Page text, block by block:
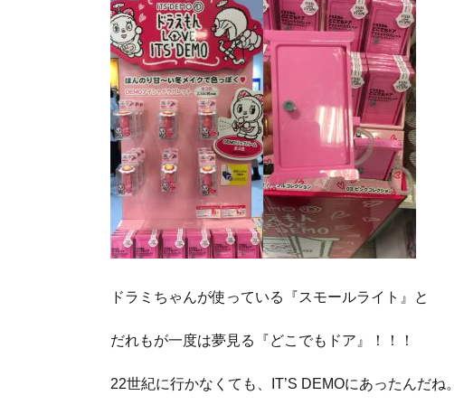
ドラミちゃんが使っている『スモールライト』と
だれもが一度は夢見る『どこでもドア』！！！
22世紀に行かなくても、IT’S DEMOにあったんだね。